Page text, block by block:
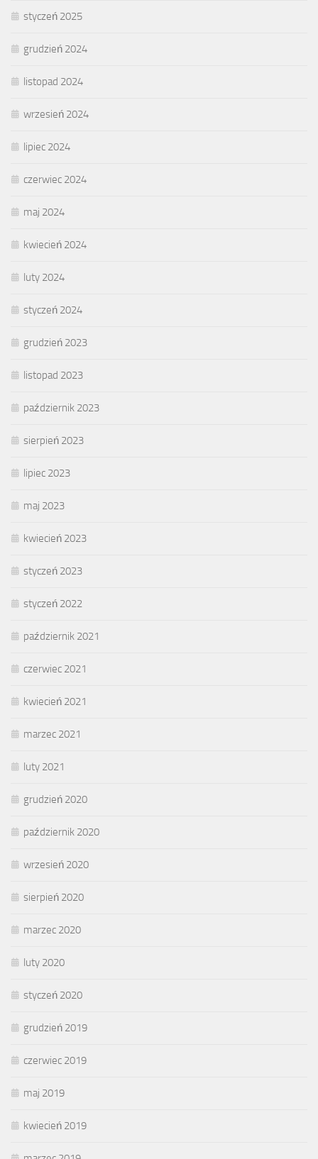
styczeń 2025
grudzień 2024
listopad 2024
wrzesień 2024
lipiec 2024
czerwiec 2024
maj 2024
kwiecień 2024
luty 2024
styczeń 2024
grudzień 2023
listopad 2023
październik 2023
sierpień 2023
lipiec 2023
maj 2023
kwiecień 2023
styczeń 2023
styczeń 2022
październik 2021
czerwiec 2021
kwiecień 2021
marzec 2021
luty 2021
grudzień 2020
październik 2020
wrzesień 2020
sierpień 2020
marzec 2020
luty 2020
styczeń 2020
grudzień 2019
czerwiec 2019
maj 2019
kwiecień 2019